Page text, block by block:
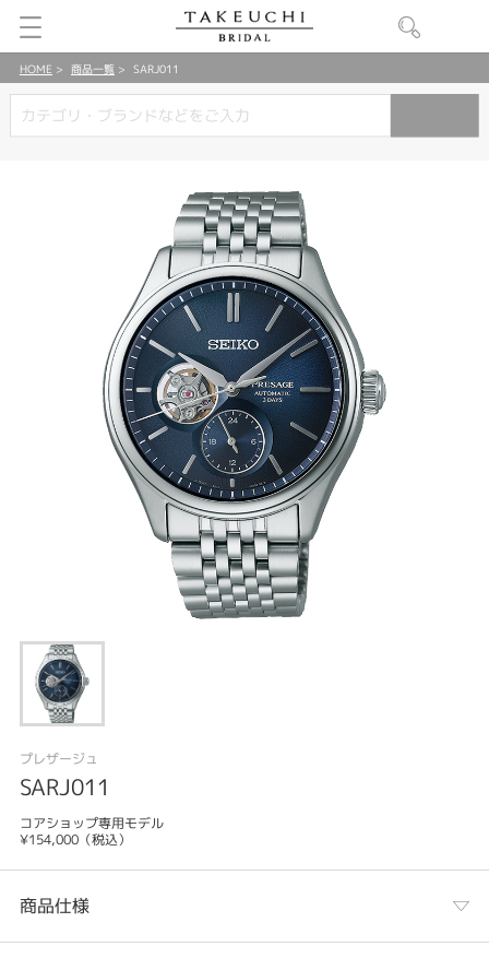
HOME 商品一覧 SARJ011
プレザージュ
SARJ011
コアショップ専用モデル
¥154,000（税込）
商品仕様